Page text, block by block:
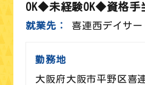
OK◆未経験OK◆資格手
就業先 喜連西デイサー
勤務地
大阪府大阪市平野区喜